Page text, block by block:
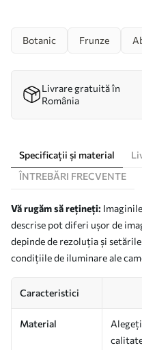
Botanic Frunze
Livrare gratuită în
România
Specificații și material
ÎNTREBĂRI FRECVENTE
Vă rugăm să rețineți:
descrise pot diferi ușor de
depinde de rezoluția și
condițiile de iluminare ale
Caracteristici
Material